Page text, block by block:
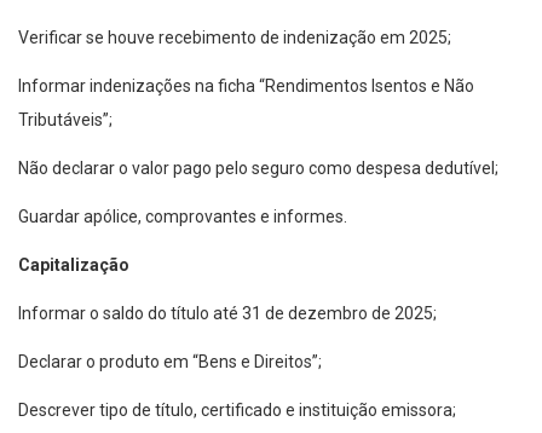
Verificar se houve recebimento de indenização em 2025;
Informar indenizações na ficha “Rendimentos Isentos e Não
Tributáveis”;
Não declarar o valor pago pelo seguro como despesa dedutível;
Guardar apólice, comprovantes e informes.
Capitalização
Informar o saldo do título até 31 de dezembro de 2025;
Declarar o produto em “Bens e Direitos”;
Descrever tipo de título, certificado e instituição emissora;